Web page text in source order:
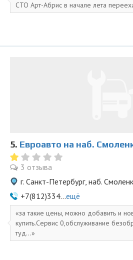
СТО Арт-Абрис в начале лета
5. Евроавто на наб.
3 отзыва
г. Санкт-Петербург, наб.
+7(812)334...ещё
за такие цены, можно добавить и
купить.Сервис 0,обслуживание
туд...